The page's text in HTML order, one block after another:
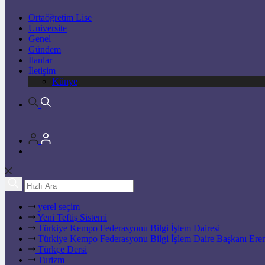
Ortaöğretim Lise
Üniversite
Genel
Gündem
İlanlar
İletişim
Künye
yerel seçim
Yeni Teftiş Sistemi
Türkiye Kempo Federasyonu Bilgi İşlem Dairesi
Türkiye Kempo Federasyonu Bilgi İşlem Daire Başkanı
Türkçe Dersi
Turizm